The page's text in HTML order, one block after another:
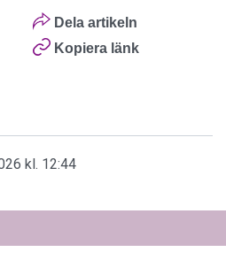
Dela artikeln
Kopiera länk
kl. 12:44